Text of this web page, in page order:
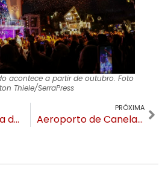
acontece a partir de outubro. Foto
Thiele/SerraPress
Festival de Cinema de Gramado prorroga inscrições para curtas e longas gaúchos
PRÓXIMA
Aeroporto de Canela entra na pauta da Infraero e voos para Caxias do Sul são anunciados